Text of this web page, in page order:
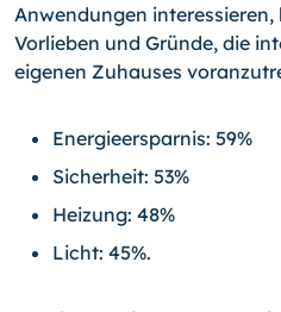
Anwendungen
Vorlieben und Gründe, die
eigenen Zuhauses
Energieersparnis: 59%
Sicherheit: 53%
Heizung: 48%
Licht: 45%.